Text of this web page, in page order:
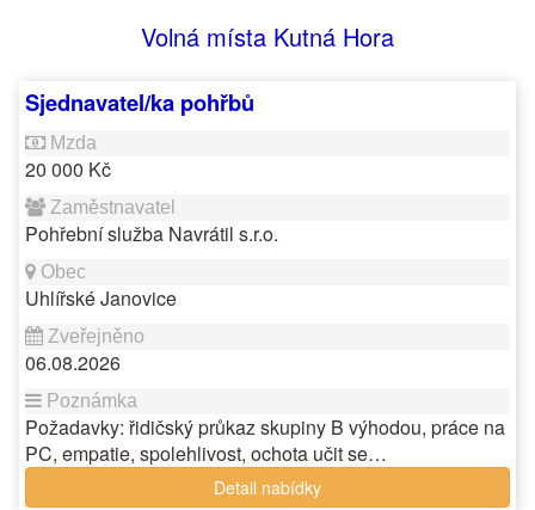
Volná místa Kutná Hora
Sjednavatel/ka pohřbů
20 000 Kč
Pohřební služba Navrátil s.r.o.
Uhlířské Janovice
06.08.2026
Požadavky: řidičský průkaz skupiny B výhodou, práce na
PC, empatie, spolehlivost, ochota učit se…
Detail nabídky